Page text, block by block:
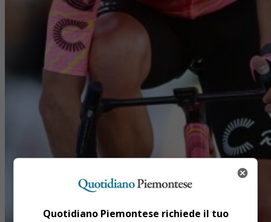
Quotidiano Piemontese richiede il tuo